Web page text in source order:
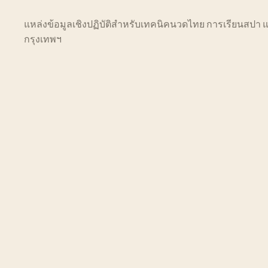
แหล่งข้อมูลเชิงปฏิบัติสำหรับเทคนิคนวดไทย การเรียนสปา
กรุงเทพฯ